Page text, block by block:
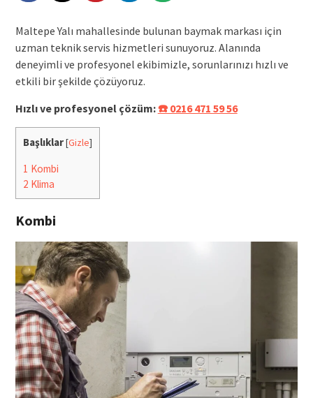
Maltepe Yalı mahallesinde bulunan baymak markası için
uzman teknik servis hizmetleri sunuyoruz. Alanında
deneyimli ve profesyonel ekibimizle, sorunlarınızı hızlı ve
etkili bir şekilde çözüyoruz.
Hızlı ve profesyonel çözüm:☎️ 0216 471 59 56
Başlıklar [Gizle]
1 Kombi
2 Klima
Kombi